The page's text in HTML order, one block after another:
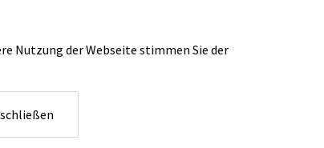
Nutzung der Webseite stimmen Sie der